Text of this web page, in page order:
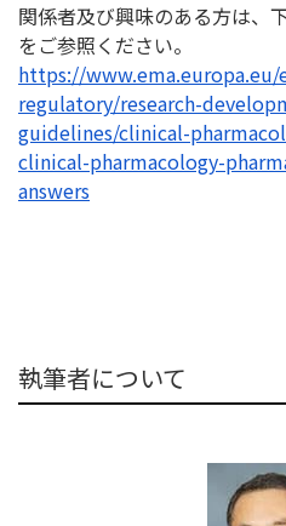
関係者及び興味のある方は、
をご参照ください。
https://www.ema.europa.eu/
regulatory/research-
guidelines/clinical-
clinical-pharmacology-
answers
執筆者について